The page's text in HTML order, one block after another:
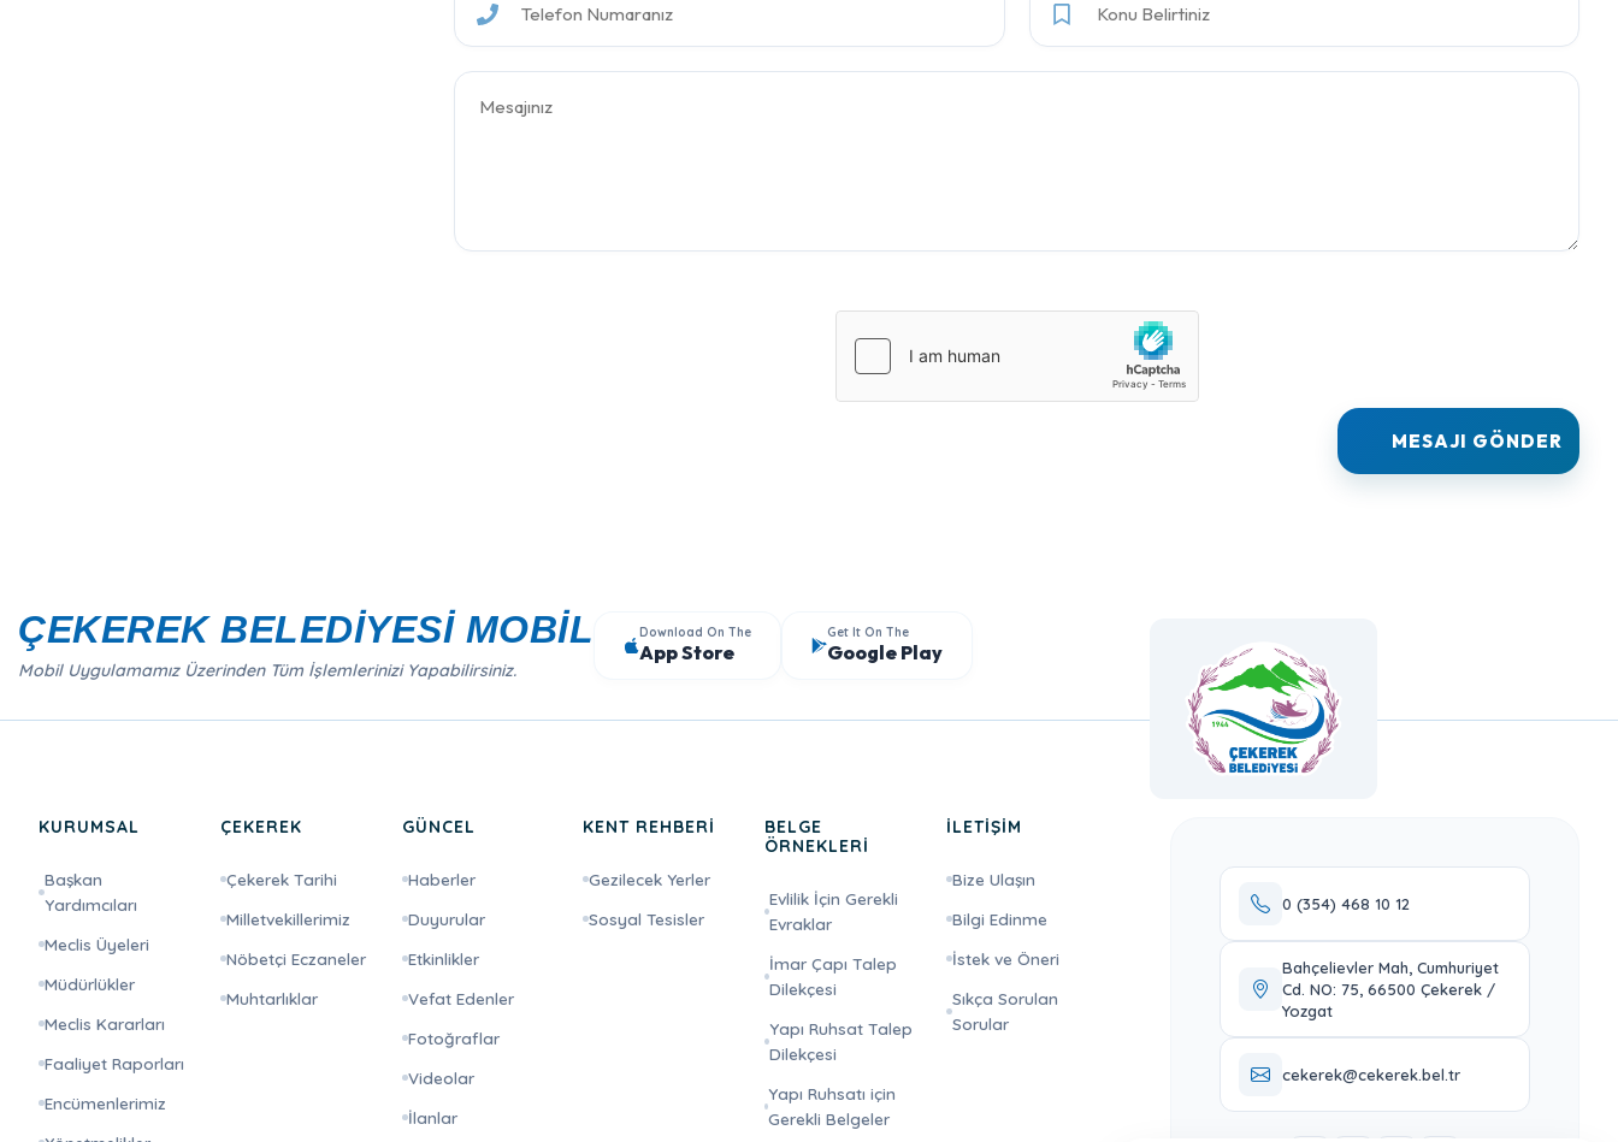
ÇEKEREK BELEDİYESİ MOBİL
Mobil Uygulamamız Üzerinden Tüm İşlemlerinizi Yapabilirsiniz.
Download On The
App Store
Get It On The
Google Play
KURUMSAL
Başkan
Yardımcıları
Meclis Üyeleri
Müdürlükler
Meclis Kararları
Faaliyet Raporları
Encümenlerimiz
ÇEKEREK
Çekerek Tarihi
Milletvekillerimiz
Nöbetçi Eczaneler
Muhtarlıklar
GÜNCEL
Haberler
Duyurular
Etkinlikler
Vefat Edenler
Fotoğraflar
Videolar
İlanlar
KENT REHBERİ
Gezilecek Yerler
Sosyal Tesisler
BELGE
ÖRNEKLERİ
Evlilik İçin Gerekli
Evraklar
İmar Çapı Talep
Dilekçesi
Yapı Ruhsat Talep
Dilekçesi
Yapı Ruhsatı için
Gerekli Belgeler
İLETİŞİM
Bize Ulaşın
Bilgi Edinme
İstek ve Öneri
Sıkça Sorulan
Sorular
0 (354) 468 10 12
Bahçelievler Mah, Cumhuriyet
Cd. NO: 75, 66500 Çekerek /
Yozgat
cekerek@cekerek.bel.tr